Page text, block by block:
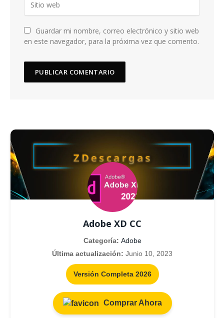
Guardar mi nombre, correo electrónico y sitio web
en este navegador, para la próxima vez que comento.
Adobe XD CC
Categoría: Adobe
Última actualización: Junio 10, 2023
Versión Completa 2026
Comprar Ahora